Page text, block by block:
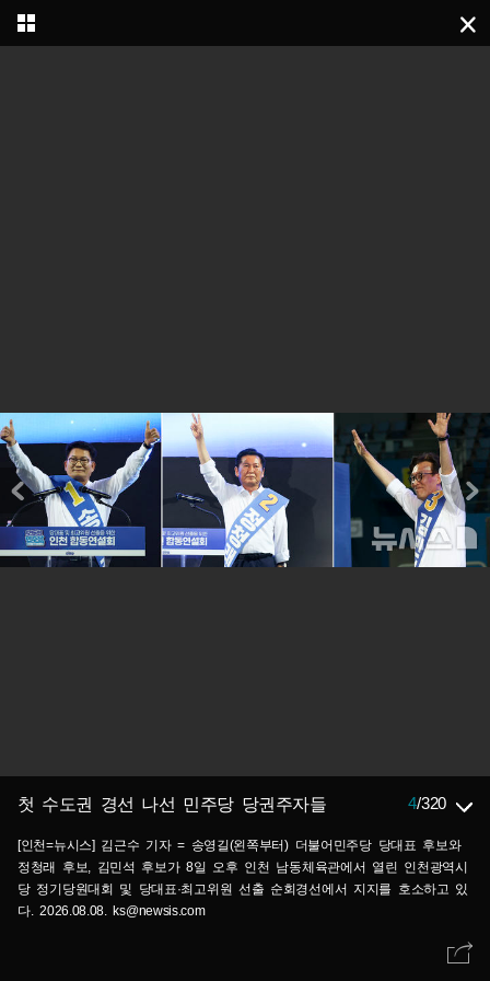
첫 수도권 경선 나선 민주당 당권주자들 4/320
[인천=뉴시스] 김근수 기자 = 송영길(왼쪽부터) 더불어민주당 당대표 후보와
정청래 후보, 김민석 후보가 8일 오후 인천 남동체육관에서 열린 인천광역시
당 정기당원대회 및 당대표·최고위원 선출 순회경선에서 지지를 호소하고 있
다. 2026.08.08. ks@newsis.com